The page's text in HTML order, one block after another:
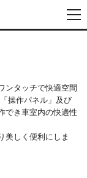
ンタッチで快適空間
操作パネル」及び
でき車室内の快適性
美しく便利にしま